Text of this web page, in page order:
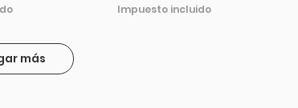
Impuesto incluido
más